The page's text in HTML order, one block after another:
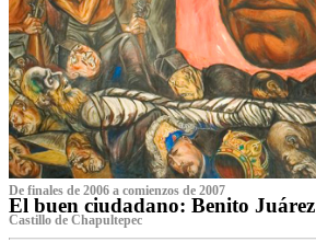
De finales de 2006 a comienzos de 2007
El buen ciudadano: Benito
Castillo de Chapultepec